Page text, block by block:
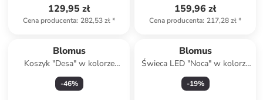
129,95 zł
Cena producenta: 282,53 zł*
159,96 zł
Cena producenta: 217,28 zł*
Blomus
Koszyk "Desa" w kolorze
antracytowym na pieczywo -
20 x 10 x 20 cm
-46%
Blomus
Świeca LED "Noca" w kolorze
jasnoszarym - wys. 27 cm
-19%